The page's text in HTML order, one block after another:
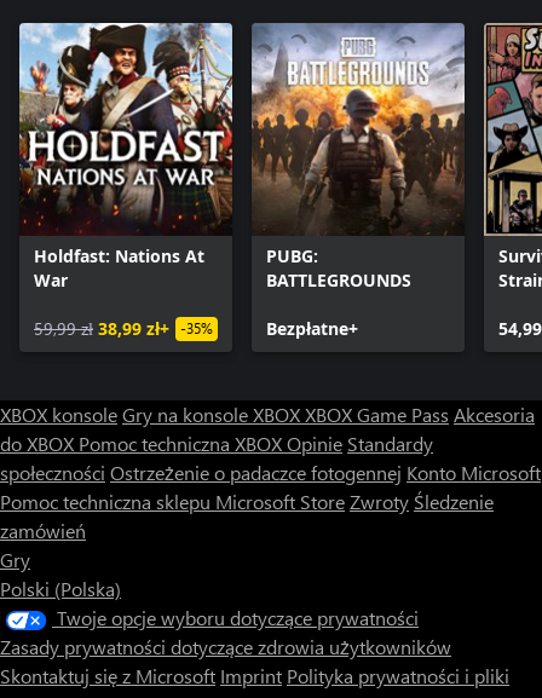
Holdfast: Nations At
War
59,99 zł 38,99 zł+ -35%
PUBG:
BATTLEGROUNDS
Bezpłatne+
XBOX konsoleGry na konsole XBOXXBOX Game Pass Akcesoria
do XBOX Pomoc techniczna XBOXOpinie Standardy
społeczności Ostrzeżenie o padaczce fotogennej Konto Microsoft
Pomoc techniczna sklepu Microsoft StoreZwroty Śledzenie
zamówień
Gry
Polski (Polska)
Twoje opcje wyboru dotyczące prywatności
Zasady prywatności dotyczące zdrowia użytkowników
Skontaktuj się z Microsoft Imprint Polityka prywatności i pliki